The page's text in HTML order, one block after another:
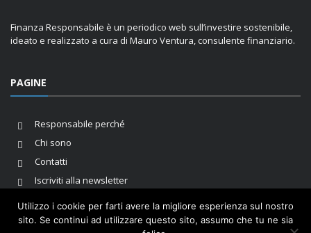
Finanza Responsabile è un periodico web sull’investire sostenibile,
ideato e realizzato a cura di Mauro Ventura, consulente finanziario.
PAGINE
Responsabile perché
Chi sono
Contatti
Iscriviti alla newsletter
Utilizzo i cookie per farti avere la migliore esperienza sul nostro
sito. Se continui ad utilizzare questo sito, assumo che tu ne sia